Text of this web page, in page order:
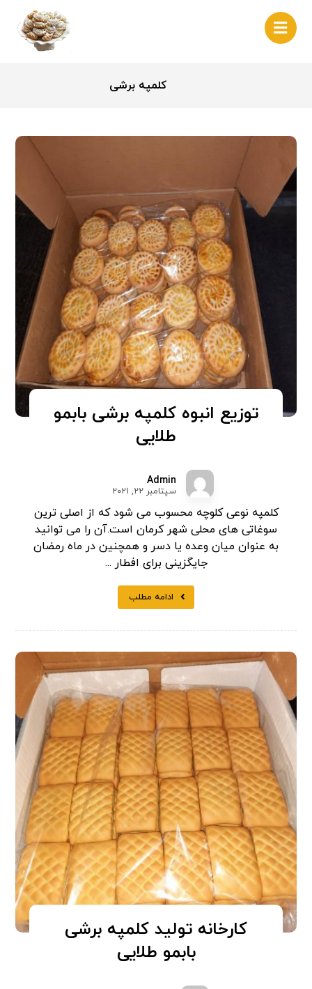
کلمپه برشی
توزیع انبوه کلمپه برشی بابمو
طلایی
Admin
سپتامبر ۲۲, ۲۰۲۱
کلمپه نوعی کلوچه محسوب می شود که از اصلی ترین
سوغاتی های محلی شهر کرمان است.آن را می توانید
به عنوان میان وعده یا دسر و همچنین در ماه رمضان
جایگزینی برای افطار ...
ادامه مطلب
کارخانه تولید کلمپه برشی
بابمو طلایی